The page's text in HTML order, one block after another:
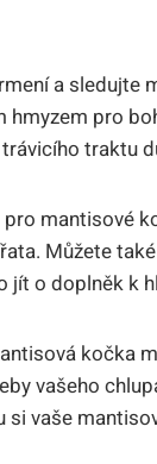
a sledujte
hmyzem pro
traktu
mantisové
Můžete
jít o doplněk k
kočka
vašeho
si vaše